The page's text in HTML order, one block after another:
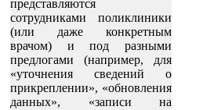
представляются
сотрудниками поликлиники
(или даже конкретным
врачом) и под разными
предлогами (например, для
«уточнения сведений о
прикреплении», «обновления
данных», «записи на